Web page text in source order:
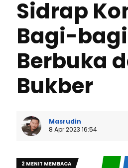
Sidrap
Bagi-
Berbuka
Bukber
Masrudin
8 Apr 2023 16:54
2 MENIT MEMBACA